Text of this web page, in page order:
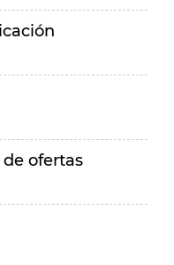
ofertas